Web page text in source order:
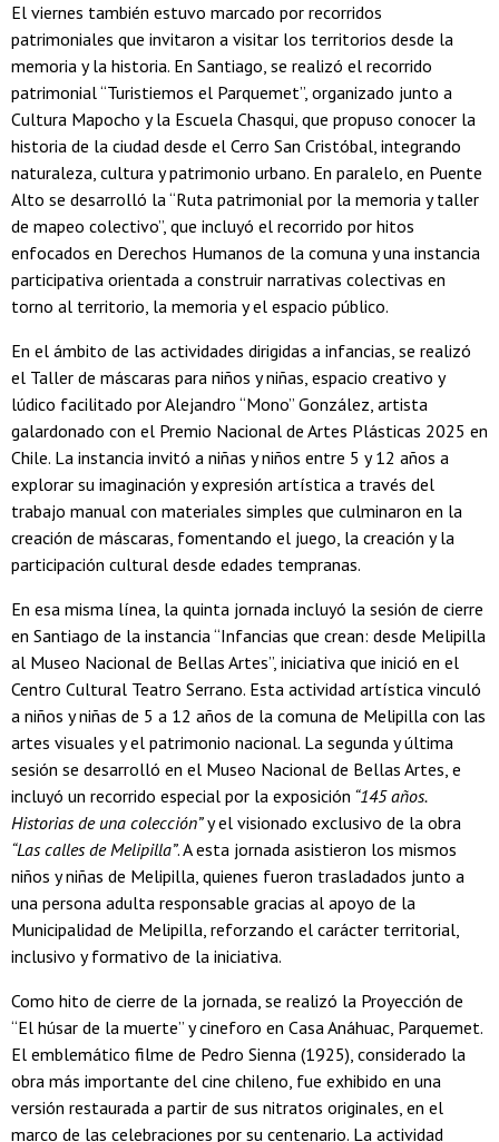
El viernes también estuvo marcado por recorridos
patrimoniales que invitaron a visitar los territorios desde la
memoria y la historia. En Santiago, se realizó el recorrido
patrimonial “Turistiemos el Parquemet”, organizado junto a
Cultura Mapocho y la Escuela Chasqui, que propuso conocer la
historia de la ciudad desde el Cerro San Cristóbal, integrando
naturaleza, cultura y patrimonio urbano. En paralelo, en Puente
Alto se desarrolló la “Ruta patrimonial por la memoria y taller
de mapeo colectivo”, que incluyó el recorrido por hitos
enfocados en Derechos Humanos de la comuna y una instancia
participativa orientada a construir narrativas colectivas en
torno al territorio, la memoria y el espacio público.
En el ámbito de las actividades dirigidas a infancias, se realizó
el Taller de máscaras para niños y niñas, espacio creativo y
lúdico facilitado por Alejandro “Mono” González, artista
galardonado con el Premio Nacional de Artes Plásticas 2025 en
Chile. La instancia invitó a niñas y niños entre 5 y 12 años a
explorar su imaginación y expresión artística a través del
trabajo manual con materiales simples que culminaron en la
creación de máscaras, fomentando el juego, la creación y la
participación cultural desde edades tempranas.
En esa misma línea, la quinta jornada incluyó la sesión de cierre
en Santiago de la instancia “Infancias que crean: desde Melipilla
al Museo Nacional de Bellas Artes”, iniciativa que inició en el
Centro Cultural Teatro Serrano. Esta actividad artística vinculó
a niños y niñas de 5 a 12 años de la comuna de Melipilla con las
artes visuales y el patrimonio nacional. La segunda y última
sesión se desarrolló en el Museo Nacional de Bellas Artes, e
incluyó un recorrido especial por la exposición “145 años.
Historias de una colección”y el visionado exclusivo de la obra
“Las calles de Melipilla”. A esta jornada asistieron los mismos
niños y niñas de Melipilla, quienes fueron trasladados junto a
una persona adulta responsable gracias al apoyo de la
Municipalidad de Melipilla, reforzando el carácter territorial,
inclusivo y formativo de la iniciativa.
Como hito de cierre de la jornada, se realizó la Proyección de
“El húsar de la muerte” y cineforo en Casa Anáhuac, Parquemet.
El emblemático filme de Pedro Sienna (1925), considerado la
obra más importante del cine chileno, fue exhibido en una
versión restaurada a partir de sus nitratos originales, en el
marco de las celebraciones por su centenario. La actividad